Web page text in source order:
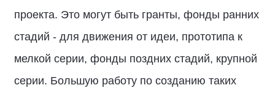
проекта. Это могут быть гранты, фонды ранних
стадий - для движения от идеи, прототипа к
мелкой серии, фонды поздних стадий, крупной
серии. Большую работу по созданию таких